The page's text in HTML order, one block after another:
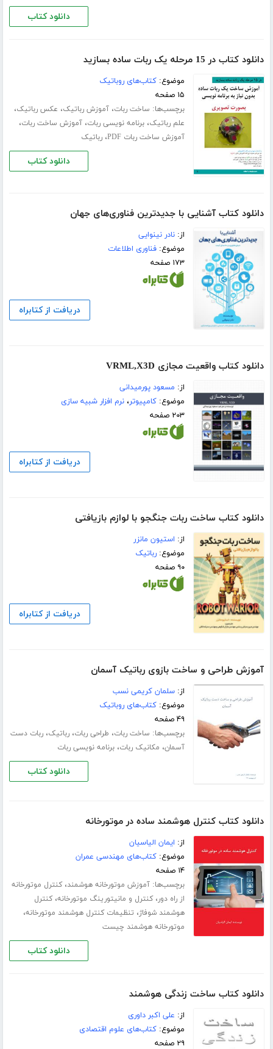
دانلود کتاب
دانلود کتاب در 15 مرحله یک ربات ساده بسازید
موضوع:کتاب‌های روباتیک
۱۵ صفحه
برچسب‌ها: ساخت ربات،آموزش رباتیک، عکس رباتیک،
علم رباتیک،برنامه نویسی ربات،آموزش ساخت ربات،
آموزش ساخت ربات PDF ،رباتیک
دانلود کتاب
دانلود کتاب آشنایی با جدیدترین فناوری‌های جهان
از:نادر نینوایی
موضوع:فناوری اطلاعات
۱۷۳ صفحه
دریافت از کتابراه
دانلود کتاب واقعیت مجازی VRML,X3D
از: مسعود پورمیدانی
موضوع:کامپیوتر،نرم افزار شبیه سازی
۲۰۳ صفحه
دریافت از کتابراه
دانلود کتاب ساخت ربات جنگجو با لوازم بازیافتی
از: استیون مانزر
موضوع:رباتیک
۹۰ صفحه
دریافت از کتابراه
آموزش طراحی و ساخت بازوی رباتیک آسمان
از:سلمان کریمی نسب
موضوع:کتاب‌های روباتیک
۴۹ صفحه
برچسب‌ها: ساخت ربات، طراحی ربات،رباتیک،ربات دست
آسمان، مکانیک ربات،برنامه نویسی ربات
دانلود کتاب
دانلود کتاب کنترل هوشمند ساده در موتورخانه
از: ایمان الیاسیان
موضوع:کتاب‌های مهندسی عمران
۱۴ صفحه
برچسب‌ها:آموزش موتورخانه هوشمند،کنترل موتورخانه
از راه دور،کنترل و مانیتورینگ موتورخانه،کنترل
هوشمند شوفاژ، تنظیمات کنترل هوشمند موتورخانه،
موتورخانه هوشمند چیست
دانلود کتاب
دانلود کتاب ساخت زندگی هوشمند
از: علی اکبر داوری
موضوع:کتاب‌های علوم اقتصادی
۲۹ صفحه